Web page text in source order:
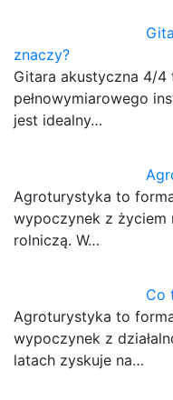
znaczy?
Gitara akustyczna 4/
pełnowymiarowego
jest idealny…
Agroturystyka to
wypoczynek z życiem
rolniczą. W…
Co
Agroturystyka to
wypoczynek z
latach zyskuje na…